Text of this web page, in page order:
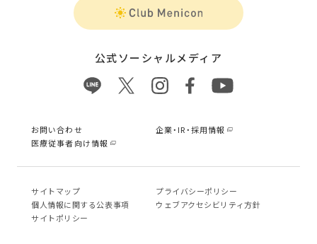
公式ソーシャルメディア
お問い合わせ
企業・IR・採用情報
医療従事者向け情報
サイトマップ
プライバシーポリシー
個⼈情報に関する公表事項
ウェブアクセシビリティ方針
サイトポリシー